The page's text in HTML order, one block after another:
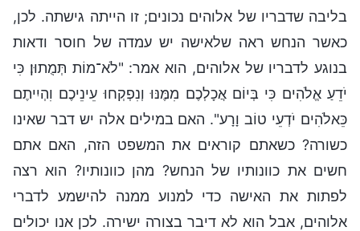
בליבה שדבריו של אלוהים נכונים; זו הייתה גישתה. לכן,
כאשר הנחש ראה שלאישה יש עמדה של חוסר ודאות
בנוגע לדבריו של אלוהים, הוא אמר: "לֹא־מוֹת תְּמֻתוּן׃ כִּי
יֹדֵעַ אֱלֹהִים כִּי בְּיוֹם אֲכָלְכֶם מִמֶּנּוּ וְנִפְקְחוּ עֵינֵיכֶם וִהְיִיתֶם
כֵּאלֹהִים יֹדְעֵי טוֹב וָרָע". האם במילים אלה יש דבר שאינו
כשורה? כשאתם קוראים את המשפט הזה, האם אתם
חשים את כוונותיו של הנחש? מהן כוונותיו? הוא רצה
לפתות את האישה כדי למנוע ממנה להישמע לדברי
אלוהים, אבל הוא לא דיבר בצורה ישירה. לכן אנו יכולים